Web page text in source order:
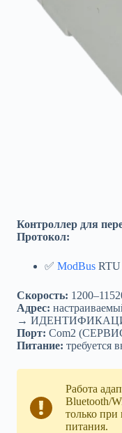
Контроллер для
Протокол:
✅ ModBus
Скорость:
Адрес:
→
Порт: Com2
Питание: требуется
Работа
Bluetooth/
только
питания.